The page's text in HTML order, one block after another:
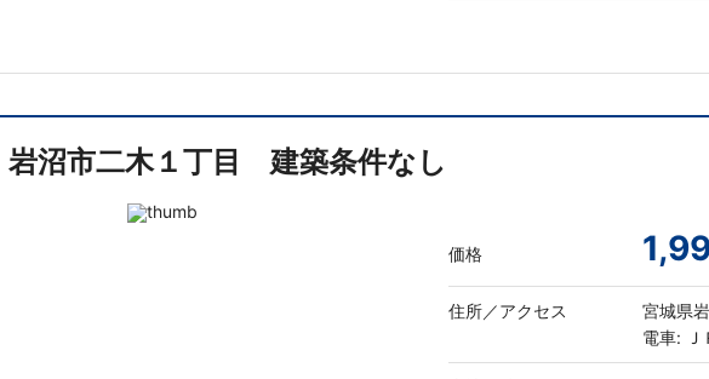
岩沼市二木１丁目 建築条件なし
価格
住所／アクセス
宮城県
電車: Ｊ